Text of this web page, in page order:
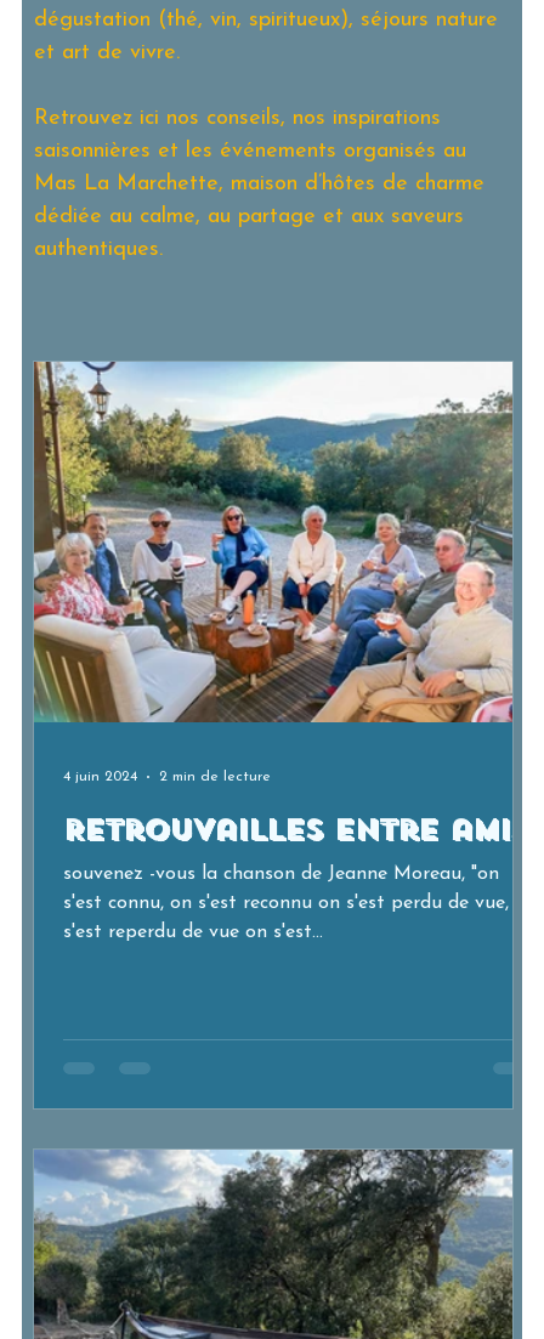
dégustation (thé, vin, spiritueux), séjours nature
et art de vivre.
Retrouvez ici nos conseils, nos inspirations
saisonnières et les événements organisés au
Mas La Marchette, maison d’hôtes de charme
dédiée au calme, au partage et aux saveurs
authentiques.
Retrouvailles entre amis
souvenez -vous la chanson de Jeanne Moreau, "on
s'est connu, on s'est reconnu on s'est perdu de vue, on
s'est reperdu de vue on s'est...
4 juin 2024 2 min de lecture